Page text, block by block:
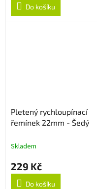
Do košíku
Pletený rychloupínací
řemínek 22mm - Šedý
Skladem
229 Kč
Do košíku